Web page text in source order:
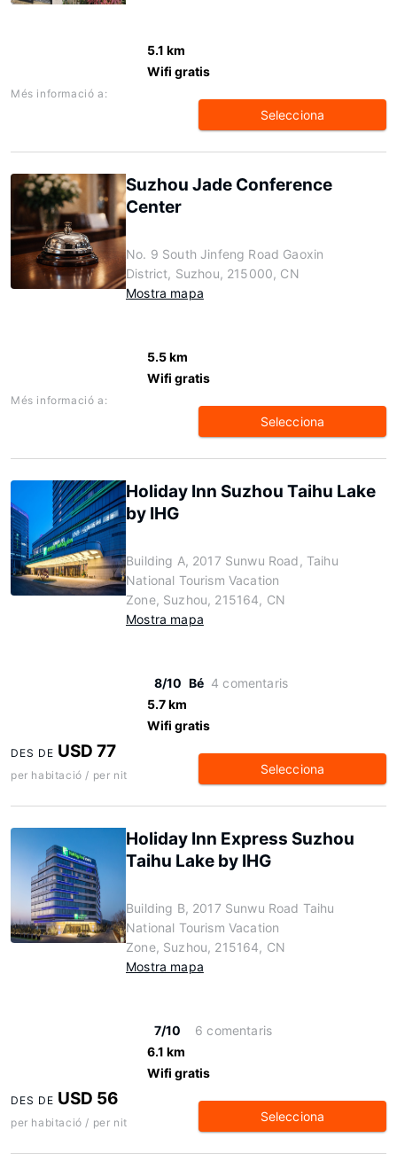
5.1 km
Wifi gratis
Més informació a:
Selecciona
Suzhou Jade Conference
Center
No. 9 South Jinfeng Road Gaoxin
District, Suzhou, 215000, CN
Mostra mapa
5.5 km
Wifi gratis
Més informació a:
Selecciona
Holiday Inn Suzhou Taihu Lake
by IHG
Building A, 2017 Sunwu Road, Taihu
National Tourism Vacation
Zone, Suzhou, 215164, CN
Mostra mapa
8/10 Bé 4 comentaris
5.7 km
Wifi gratis
DES DE USD 77
per habitació / per nit Selecciona
Holiday Inn Express Suzhou
Taihu Lake by IHG
Building B, 2017 Sunwu Road Taihu
National Tourism Vacation
Zone, Suzhou, 215164, CN
Mostra mapa
7/10
6 comentaris
6.1 km
Wifi gratis
DES DE USD 56
per habitació / per nit Selecciona